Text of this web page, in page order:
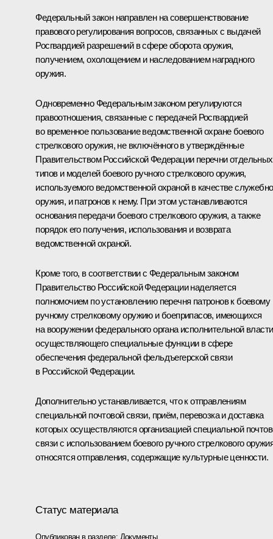
Федеральный закон направлен на совершенствование
правового регулирования вопросов, связанных с выдачей
Росгвардией разрешений в сфере оборота оружия,
получением, охолощением и наследованием наградного
оружия.
Одновременно Федеральным законом регулируются
правоотношения, связанные с передачей Росгвардией
во временное пользование ведомственной охране боевого
стрелкового оружия, не включённого в утверждённые
Правительством Российской Федерации перечни отдельных
типов и моделей боевого ручного стрелкового оружия,
используемого ведомственной охраной в качестве
оружия, и патронов к нему. При этом устанавливаются
основания передачи боевого стрелкового оружия, а также
порядок его получения, использования и возврата
ведомственной охраной.
Кроме того, в соответствии с Федеральным законом
Правительство Российской Федерации наделяется
полномочием по установлению перечня патронов к боевому
ручному стрелковому оружию и боеприпасов, имеющихся
на вооружении федерального органа исполнительной
осуществляющего специальные функции в сфере
обеспечения федеральной фельдъегерской связи
в Российской Федерации.
Дополнительно устанавливается, что к отправлениям
специальной почтовой связи, приём, перевозка и доставка
которых осуществляются организацией специальной
связи с использованием боевого ручного стрелкового
относятся отправления, содержащие культурные ценности.
Статус материала
Опубликован в разделе: Документы